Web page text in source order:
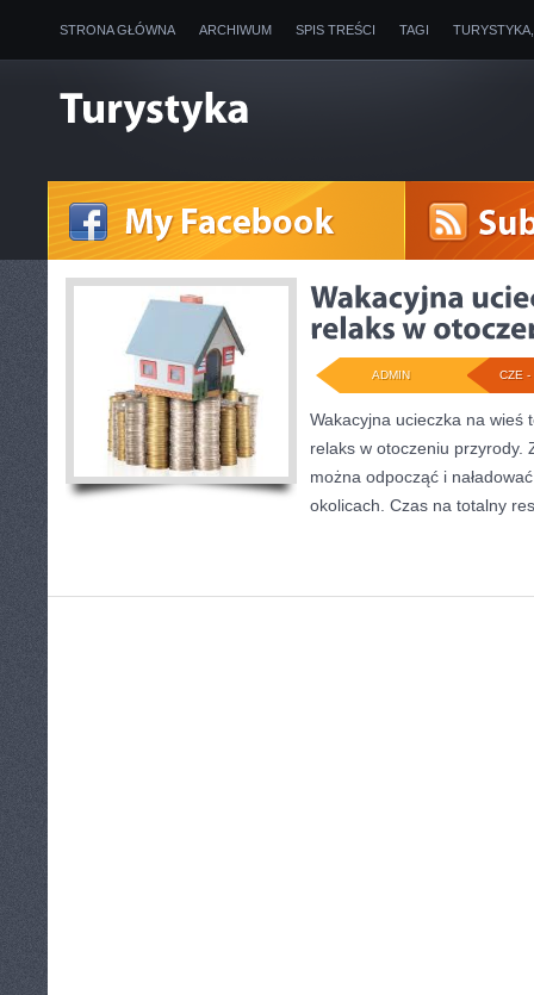
STRONA GŁÓWNA ARCHIWUM SPIS TREŚCI TAGI
CZE -
ADMIN
Wakacyjna ucieczka na wieś
relaks w otoczeniu przyrody.
można odpocząć i
okolicach. Czas na totalny